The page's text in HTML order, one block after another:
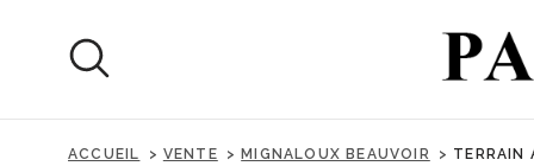
contenu
ACCUEIL VENTE MIGNALOUX BEAUVOIR TERRAIN